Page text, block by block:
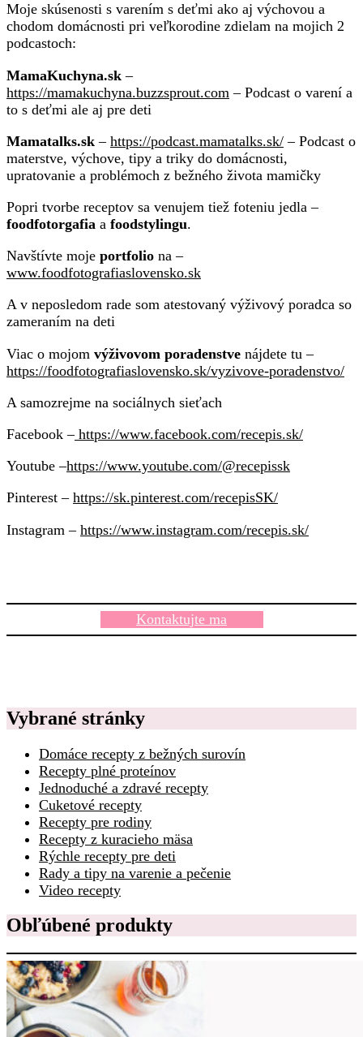
Moje skúsenosti s varením s deťmi ako aj výchovou a
chodom domácnosti pri veľkorodine zdielam na mojich 2
podcastoch:
MamaKuchyna.sk –
https://mamakuchyna.buzzsprout.com – Podcast o varení a
to s deťmi ale aj pre deti
Mamatalks.sk – https://podcast.mamatalks.sk/ – Podcast o
materstve, výchove, tipy a triky do domácnosti,
upratovanie a problémoch z bežného života mamičky
Popri tvorbe receptov sa venujem tiež foteniu jedla –
foodfotorgafia a foodstylingu.
Navštívte moje portfolio na –
www.foodfotografiaslovensko.sk
A v neposledom rade som atestovaný výživový poradca so
zameraním na deti
Viac o mojom výživovom poradenstve nájdete tu –
https://foodfotografiaslovensko.sk/vyzivove-poradenstvo/
A samozrejme na sociálnych sieťach
Facebook –https://www.facebook.com/recepis.sk/
Youtube –https://www.youtube.com/@recepissk
Pinterest – https://sk.pinterest.com/recepisSK/
Instagram – https://www.instagram.com/recepis.sk/
Kontaktujte ma
Vybrané stránky
Domáce recepty z bežných surovín
Recepty plné proteínov
Jednoduché a zdravé recepty
Cuketové recepty
Recepty pre rodiny
Recepty z kuracieho mäsa
Rýchle recepty pre deti
Rady a tipy na varenie a pečenie
Video recepty
Obľúbené produkty